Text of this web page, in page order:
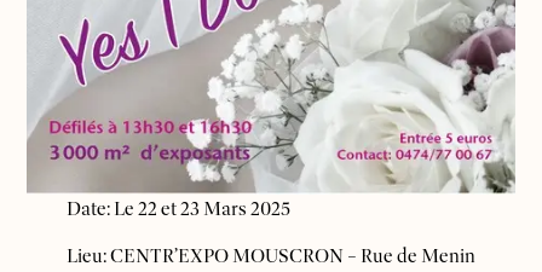
Date: Le 22 et 23 Mars 2025
Lieu: CENTR’EXPO MOUSCRON – Rue de Menin